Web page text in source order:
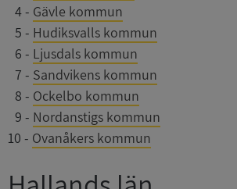
4- Gävle kommun
5 - Hudiksvalls kommun
6 - Ljusdals kommun
7 - Sandvikens kommun
8 - Ockelbo kommun
9 - Nordanstigs kommun
10 - Ovanåkers kommun